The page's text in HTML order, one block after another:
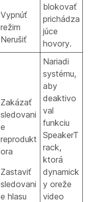
Vypnúť
režim
Nerušiť
blokovať
prichádza
júce
hovory.
Zakázať
sledovani
e
reprodukt
ora
Zastaviť
sledovani
e hlasu
Nariadi
systému,
aby
deaktivo
val
funkciu
SpeakerT
rack,
ktorá
dynamick
y oreže
video